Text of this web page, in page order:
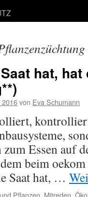
hat, hat
2016von Eva Schumann
zum Essen auf
beim
Saat hat, …
Pflanzen, Mitreden,